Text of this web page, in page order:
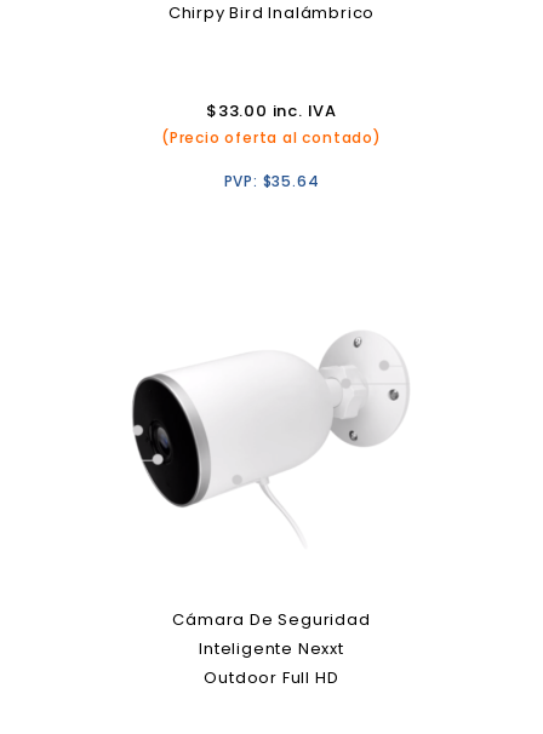
Chirpy Bird Inalámbrico
$33.00 inc. IVA
(Precio oferta al contado)
PVP: $35.64
Cámara De Seguridad
Inteligente Nexxt
Outdoor Full HD